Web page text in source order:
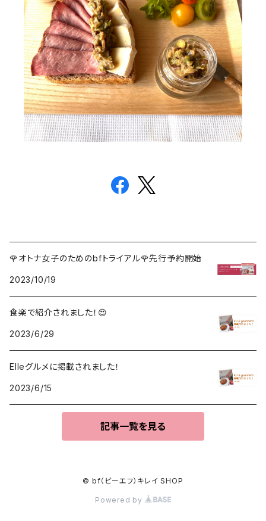
🌹オトナ女子のためのbfトライアル🌹先行予約開始
2023/10/19
食楽で紹介されました！😍
2023/6/29
Elleグルメに掲載されました！
2023/6/15
記事一覧を見る
© bf（ビーエフ）キレイ SHOP
Powered by